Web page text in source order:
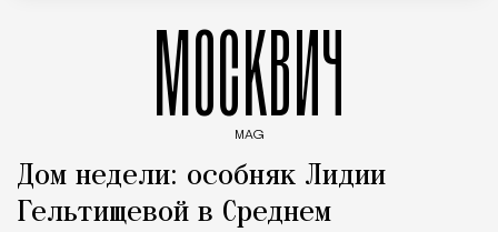
МОСКВИЧ
MAG
Дом недели: особняк Лидии
Гельтищевой в Среднем